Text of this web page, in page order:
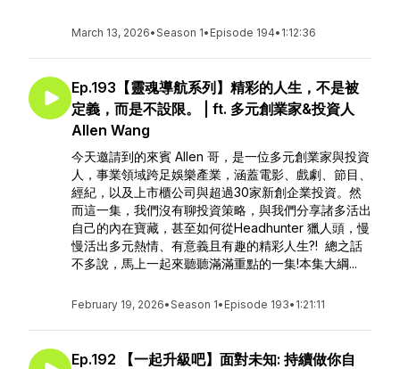
March 13, 2026•Season 1• Episode 194• 1:12:36
Ep.193【靈魂導航系列】精彩的人生，不是被
定義，而是不設限。 | ft. 多元創業家&投資人
Allen Wang
今天邀請到的來賓 Allen 哥，是一位多元創業家與投資
人，事業領域跨足娛樂產業，涵蓋電影、戲劇、節目、
經紀，以及上市櫃公司與超過30家新創企業投資。然
而這一集，我們沒有聊投資策略，與我們分享諸多活出
自己的內在寶藏，甚至如何從Headhunter 獵人頭，慢
慢活出多元熱情、有意義且有趣的精彩人生?! 總之話
不多說，馬上一起來聽聽滿滿重點的一集!本集大綱...
February 19, 2026•Season 1• Episode 193• 1:21:11
Ep.192 【一起升級吧】面對未知: 持續做你自